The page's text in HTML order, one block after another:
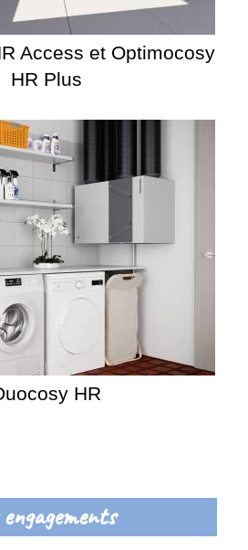
Access et Optimocosy
HR Plus
HR